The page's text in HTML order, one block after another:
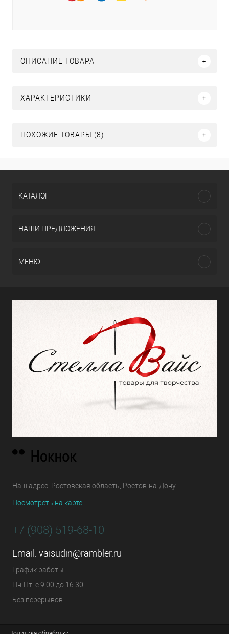
ОПИСАНИЕ ТОВАРА
ХАРАКТЕРИСТИКИ
ПОХОЖИЕ ТОВАРЫ (8)
КАТАЛОГ
НАШИ ПРЕДЛОЖЕНИЯ
МЕНЮ
Наш адрес: Ростовская область, Ростов-на-Дону
Посмотреть на карте
+7 (908) 519-68-10
Email: vaisudin@rambler.ru
График работы
Пн-Пт: с 9:00 до 16:30
Без перерывов